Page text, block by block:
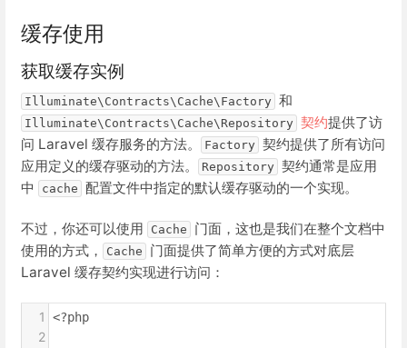
缓存使用
获取缓存实例
Illuminate\Contracts\Cache\Factory 和
Illuminate\Contracts\Cache\Repository 契约提供了访
问 Laravel 缓存服务的方法。
Factory 契约提供了所有访问
应用定义的缓存驱动的方法。
Repository 契约通常是应用
中
cache 配置文件中指定的默认缓存驱动的一个实现。
不过，你还可以使用 Cache
门面，这也是我们在整个文档中
使用的方式，
Cache
门面提供了简单方便的方式对底层
Laravel 缓存契约实现进行访问：
1 <?php
2